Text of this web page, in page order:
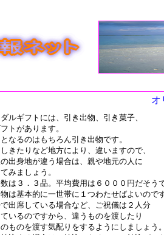
オ
ルギフトには、引き出物、引き菓子、
トがあります。
なるのはもちろん引き出物です。
きたりなど地方により、違いますので、
出身地が違う場合は、親や地元の人に
みましょう。
は３．３品。平均費用は６０００円だそう
は基本的に一世帯に１つわたせばよいので
出席している場合など、ご祝儀は２人分
いるのですから、違うものを渡したり
ものを渡す気配りをするようにしましょう